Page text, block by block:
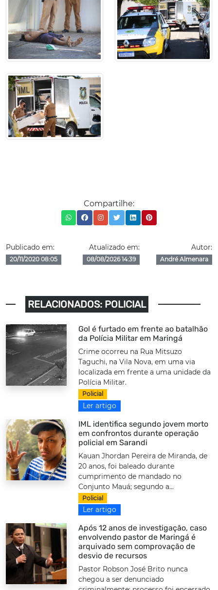
Compartilhe:
Publicado em:
20/11/2020 08:05
Atualizado em:
08/08/2026 14:39
Autor:
André Almenara
RELACIONADOS: POLICIAL
Gol é furtado em frente ao batalhão
da Polícia Militar em Maringá
Crime ocorreu na Rua Mitsuzo
Taguchi, na Vila Nova, em uma via
localizada em frente a uma unidade da
Polícia Militar.
Policial
Ler artigo
IML identifica segundo jovem morto
em confrontos durante operação
policial em Sarandi
Kauan Jhordan Pereira de Miranda, de
20 anos, foi baleado durante
cumprimento de mandado no
Conjunto Mauá; segundo a...
Policial
Ler artigo
Após 12 anos de investigação, caso
envolvendo pastor de Maringá é
arquivado sem comprovação de
desvio de recursos
Pastor Robson José Brito nunca
chegou a ser denunciado